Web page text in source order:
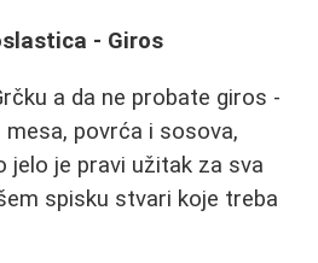
- Giros
a da ne probate giros -
povrća i sosova,
jelo je pravi užitak za sva
spisku stvari koje treba